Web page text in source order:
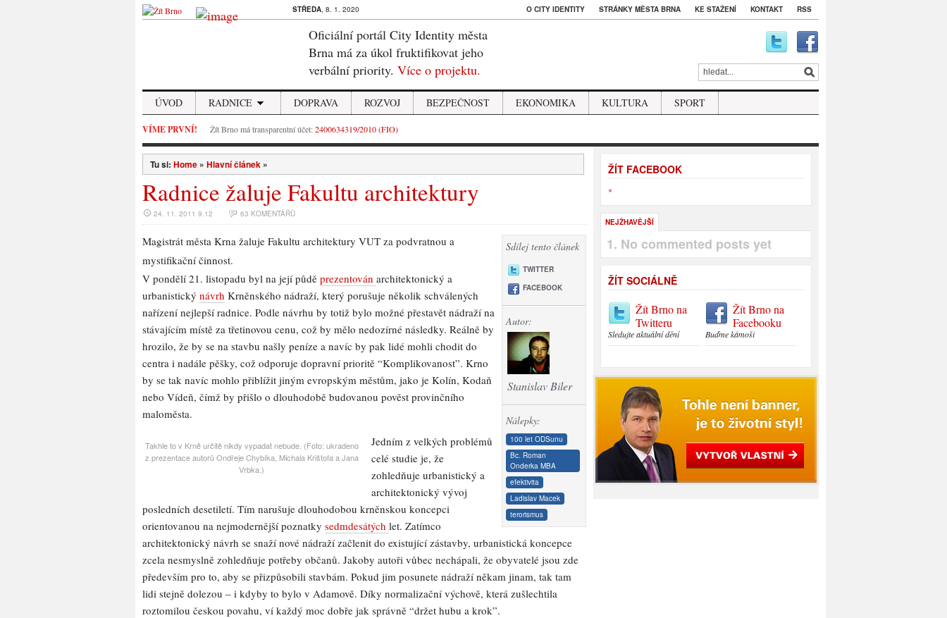
STŘEDA, 8. 1. 2020 O CITY IDENTITY STRÁNKY MĚSTA BRNA KE STAŽENÍ KONTAKT RSS
Oficiální portál City Identity města
Brna má za úkol fruktifikovat jeho
verbální priority. Více o projektu.
ÚVOD RADNICE DOPRAVA ROZVOJ BEZPEČNOST EKONOMIKA KULTURA SPORT
VÍME PRVNÍ! Žít Brno má transparentní účet:2400634319/2010 (FIO)
ŽÍT FACEBOOK
*
NEJŽHAVĚJŠÍ
No commented posts yet
ŽÍT SOCIÁLNĚ
Žít Brno na
Twitteru
Sledujte aktuální dění
Žít Brno na
Facebooku
Buďme kámoši
Tu si: Home » Hlavní článek »
Radnice žaluje Fakultu architektury
24. 11. 2011 9.12 63 KOMENTÁŘŮ
Sdílej tento článek
TWITTER
FACEBOOK
Autor:
Stanislav Biler
Nálepky:
100 let ODSunu
Bc. Roman
Onderka MBA
efektivita
Ladislav Macek
terorismus
Magistrát města Krna žaluje Fakultu architektury VUT za podvratnou a
mystifikační činnost.
V pondělí 21. listopadu byl na její půdě prezentován architektonický a
urbanistický návrh Krněnského nádraží, který porušuje několik schválených
nařízení nejlepší radnice. Podle návrhu by totiž bylo možné přestavět nádraží na
stávajícím místě za třetinovou cenu, což by mělo nedozírné následky. Reálně by
hrozilo, že by se na stavbu našly peníze a navíc by pak lidé mohli chodit do
centra i nadále pěšky, což odporuje dopravní prioritě “Komplikovanost”. Krno
by se tak navíc mohlo přiblížit jiným evropským městům, jako je Kolín, Kodaň
nebo Vídeň, čímž by přišlo o dlouhodobě budovanou pověst provinčního
maloměsta.
Takhle to v Krně určitě nikdy vypadat nebude. (Foto: ukradeno
z prezentace autorů Ondřeje Chybíka, Michala Krištofa a Jana
Vrbka.)
Jedním z velkých problémů
celé studie je, že
zohledňuje urbanistický a
architektonický vývoj
posledních desetiletí. Tím narušuje dlouhodobou krněnskou koncepci
orientovanou na nejmodernější poznatky sedmdesátých let. Zatímco
architektonický návrh se snaží nové nádraží začlenit do existující zástavby, urbanistická koncepce
zcela nesmyslně zohledňuje potřeby občanů. Jakoby autoři vůbec nechápali, že obyvatelé jsou zde
především pro to, aby se přizpůsobili stavbám. Pokud jim posunete nádraží někam jinam, tak tam
lidi stejně dolezou – i kdyby to bylo v Adamově. Díky normalizační výchově, která zušlechtila
roztomilou českou povahu, ví každý moc dobře jak správně “držet hubu a krok”.